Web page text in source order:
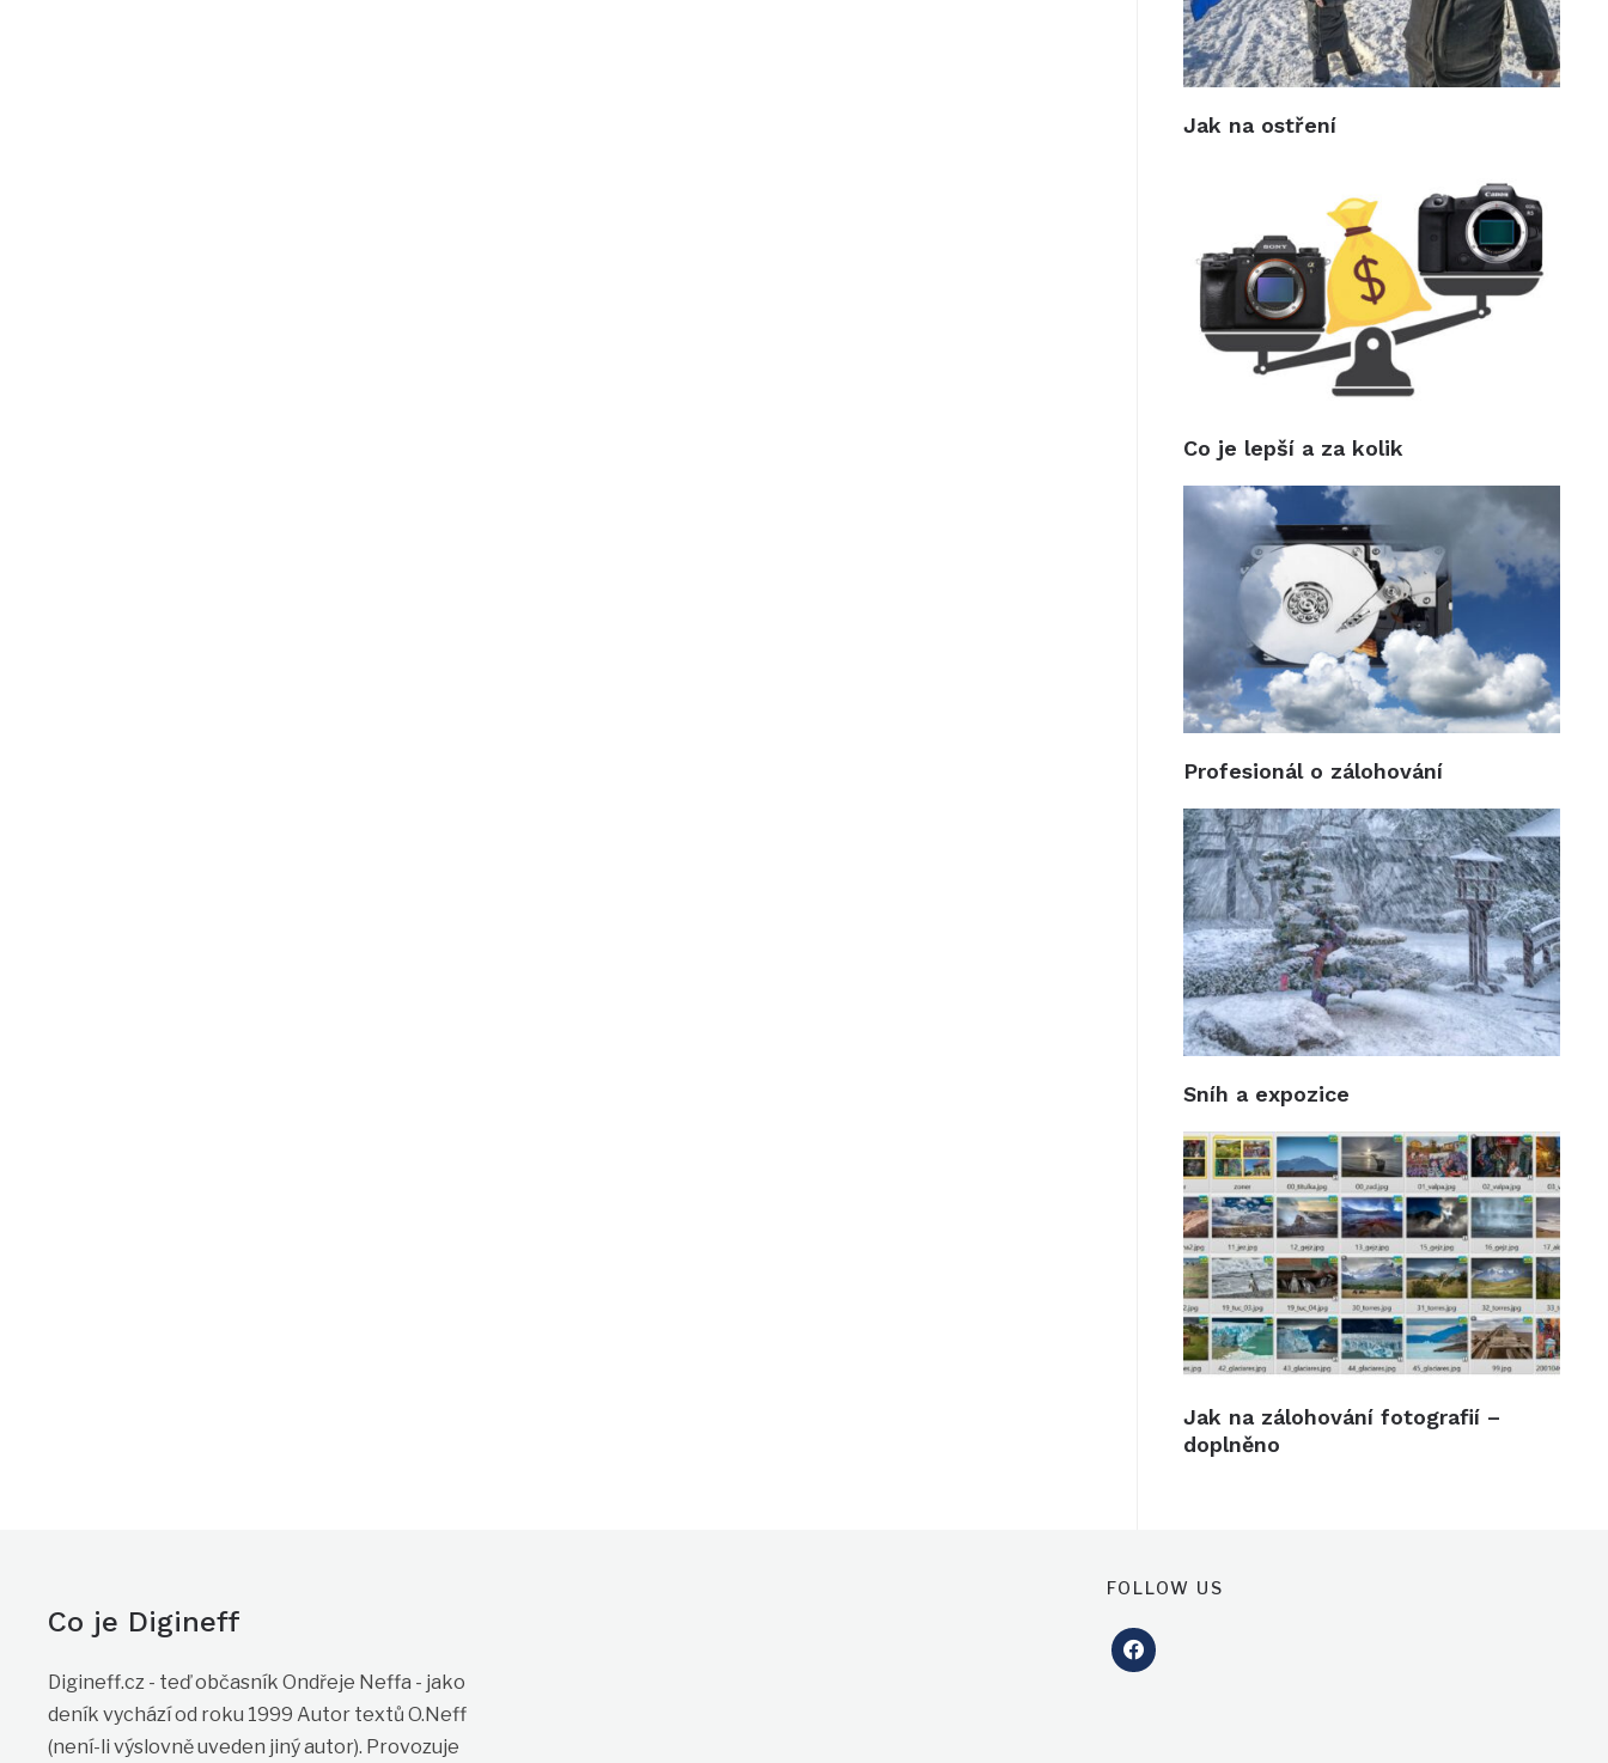
Jak na ostření
Co je lepší a za kolik
Profesionál o zálohování
Sníh a expozice
Jak na zálohování fotografií –
doplněno
Co je Digineff
Digineff.cz - teď občasník Ondřeje Neffa - jako
deník vychází od roku 1999 Autor textů O.Neff
(není-li výslovně uveden jiný autor). Provozuje
FOLLOW US
facebook